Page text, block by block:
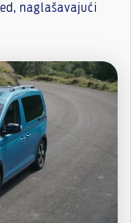
naglašavajući